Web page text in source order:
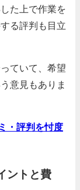
た上で作業を
る評判も目立
ていて、希望
意見もありま
・評判を忖度
ントと費